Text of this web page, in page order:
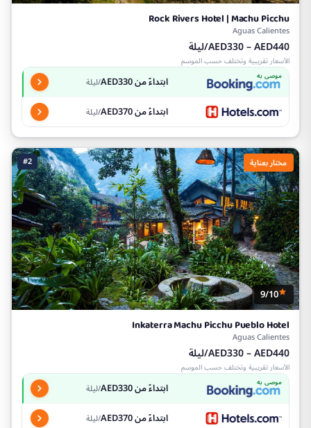
Rock Rivers Hotel | Machu Picchu
Aguas Calientes
AED330 – AED440/ليلة
الأسعار تقريبية وتختلف حسب الموسم
موصى به ابتداءً من AED330 /ليلة
ابتداءً من AED370 /ليلة
#2 مختار بعناية
9/10
Inkaterra Machu Picchu Pueblo Hotel
Aguas Calientes
AED330 – AED440/ليلة
الأسعار تقريبية وتختلف حسب الموسم
موصى به ابتداءً من AED330 /ليلة
ابتداءً من AED370 /ليلة